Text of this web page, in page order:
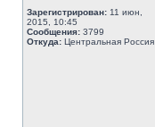
Зарегистрирован: 11 июн,
2015, 10:45
Сообщения: 3799
Откуда: Центральная Россия